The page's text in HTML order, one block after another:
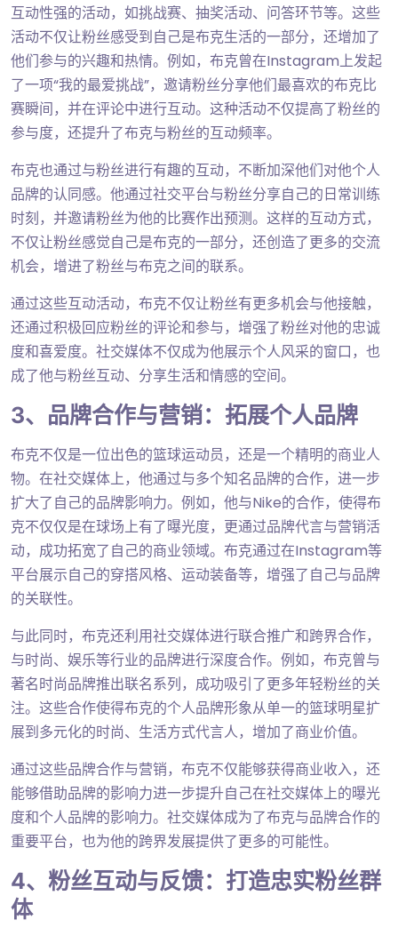
互动性强的活动，如挑战赛、抽奖活动、问答环节等。这些
活动不仅让粉丝感受到自己是布克生活的一部分，还增加了
他们参与的兴趣和热情。例如，布克曾在Instagram上发起
了一项“我的最爱挑战”，邀请粉丝分享他们最喜欢的布克比
赛瞬间，并在评论中进行互动。这种活动不仅提高了粉丝的
参与度，还提升了布克与粉丝的互动频率。
布克也通过与粉丝进行有趣的互动，不断加深他们对他个人
品牌的认同感。他通过社交平台与粉丝分享自己的日常训练
时刻，并邀请粉丝为他的比赛作出预测。这样的互动方式，
不仅让粉丝感觉自己是布克的一部分，还创造了更多的交流
机会，增进了粉丝与布克之间的联系。
通过这些互动活动，布克不仅让粉丝有更多机会与他接触，
还通过积极回应粉丝的评论和参与，增强了粉丝对他的忠诚
度和喜爱度。社交媒体不仅成为他展示个人风采的窗口，也
成了他与粉丝互动、分享生活和情感的空间。
3、品牌合作与营销：拓展个人品牌
布克不仅是一位出色的篮球运动员，还是一个精明的商业人
物。在社交媒体上，他通过与多个知名品牌的合作，进一步
扩大了自己的品牌影响力。例如，他与Nike的合作，使得布
克不仅仅是在球场上有了曝光度，更通过品牌代言与营销活
动，成功拓宽了自己的商业领域。布克通过在Instagram等
平台展示自己的穿搭风格、运动装备等，增强了自己与品牌
的关联性。
与此同时，布克还利用社交媒体进行联合推广和跨界合作，
与时尚、娱乐等行业的品牌进行深度合作。例如，布克曾与
著名时尚品牌推出联名系列，成功吸引了更多年轻粉丝的关
注。这些合作使得布克的个人品牌形象从单一的篮球明星扩
展到多元化的时尚、生活方式代言人，增加了商业价值。
通过这些品牌合作与营销，布克不仅能够获得商业收入，还
能够借助品牌的影响力进一步提升自己在社交媒体上的曝光
度和个人品牌的影响力。社交媒体成为了布克与品牌合作的
重要平台，也为他的跨界发展提供了更多的可能性。
4、粉丝互动与反馈：打造忠实粉丝群
体